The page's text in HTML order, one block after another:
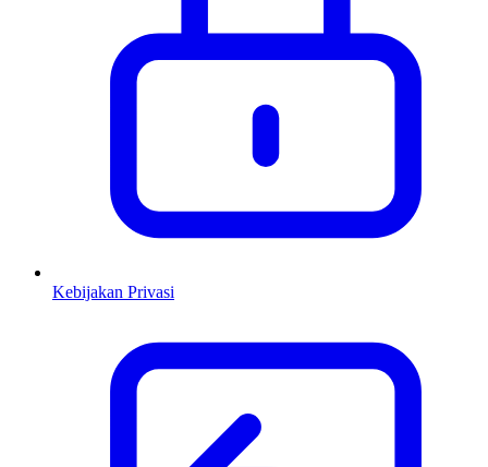
Kebijakan Privasi